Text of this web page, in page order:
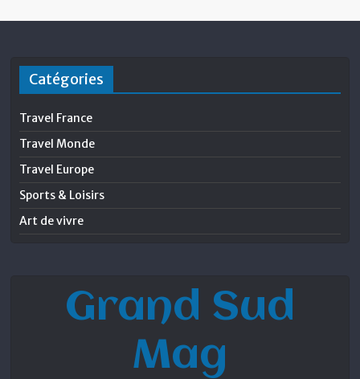
Catégories
Travel France
Travel Monde
Travel Europe
Sports & Loisirs
Art de vivre
Grand Sud
Mag